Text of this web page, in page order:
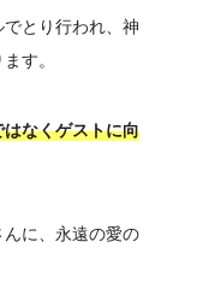
とり行われ、神
す。
はなくゲストに向
に、永遠の愛の